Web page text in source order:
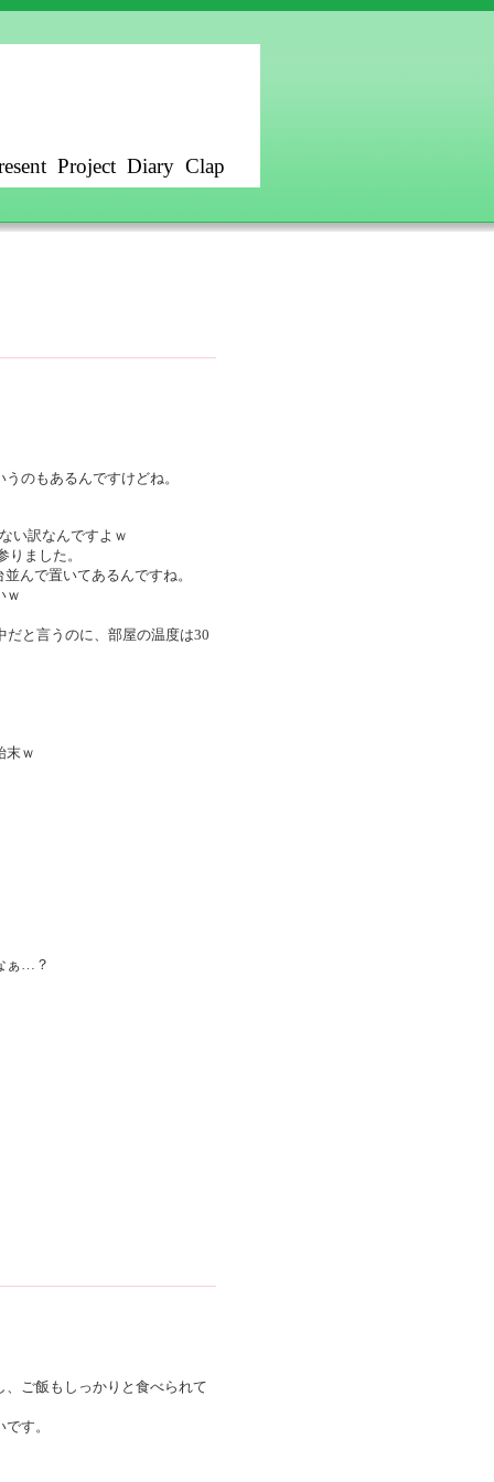
Project Diary Clap
のもあるんですけどね。
い訳なんですよｗ
ました。
んで置いてあるんですね。
ｗ
と言うのに、部屋の温度は30
末ｗ
ぁ…？
ご飯もしっかりと食べられて
す。